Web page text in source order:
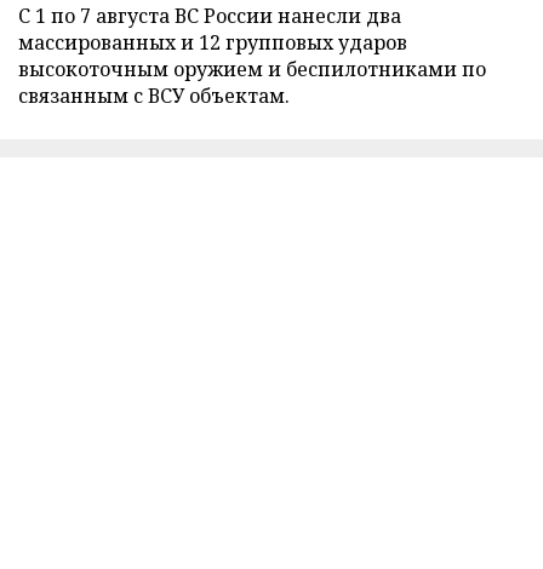
С 1 по 7 августа ВС России нанесли два
массированных и 12 групповых ударов
высокоточным оружием и беспилотниками по
связанным с ВСУ объектам.